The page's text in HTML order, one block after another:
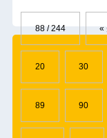
88 / 244 «
20 30
89 90